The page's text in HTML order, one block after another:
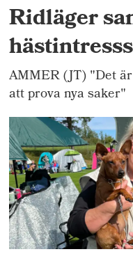
Ridläger
AMMER (JT) "Det
att prova nya saker"